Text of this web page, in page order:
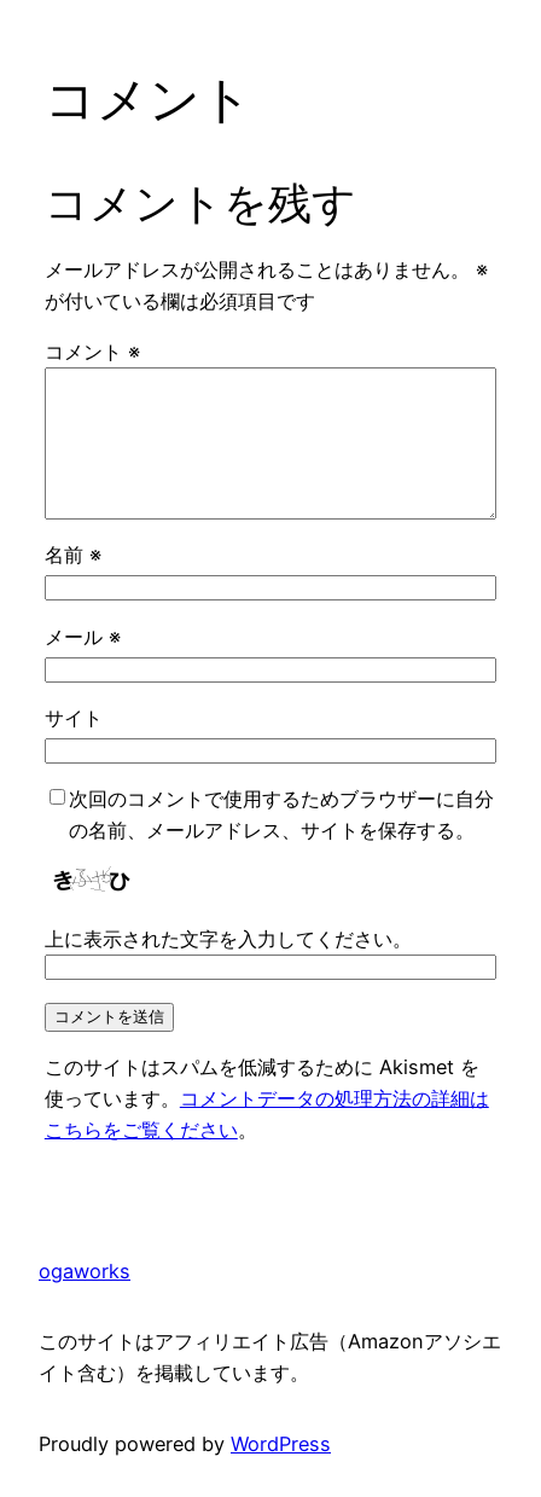
コメント
コメントを残す
メールアドレスが公開されることはありません。
※
が付いている欄は必須項目です
コメント ※
名前 ※
メール ※
サイト
次回のコメントで使用するためブラウザーに自分
の名前、メールアドレス、サイトを保存する。
上に表示された文字を入力してください。
このサイトはスパムを低減するために Akismet を
使っています。
コメントデータの処理方法の詳細は
こちらをご覧ください。
ogaworks
このサイトはアフィリエイト広告（Amazonアソシエ
イト含む）を掲載しています。
Proudly powered by WordPress